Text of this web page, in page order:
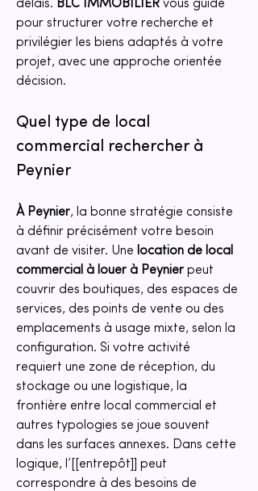
délais. BLC IMMOBILIER vous guide
pour structurer votre recherche et
privilégier les biens adaptés à votre
projet, avec une approche orientée
décision.
Quel type de local
commercial rechercher à
Peynier
À Peynier, la bonne stratégie consiste
à définir précisément votre besoin
avant de visiter. Une location de local
commercial à louer à Peynier peut
couvrir des boutiques, des espaces de
services, des points de vente ou des
emplacements à usage mixte, selon la
configuration. Si votre activité
requiert une zone de réception, du
stockage ou une logistique, la
frontière entre local commercial et
autres typologies se joue souvent
dans les surfaces annexes. Dans cette
logique, l’[[entrepôt]] peut
correspondre à des besoins de